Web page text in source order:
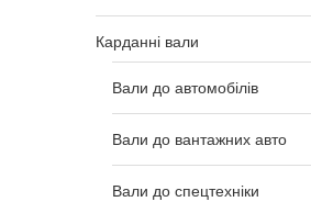
Карданні вали
Вали до автомобілів
Вали до вантажних авто
Вали до спецтехніки